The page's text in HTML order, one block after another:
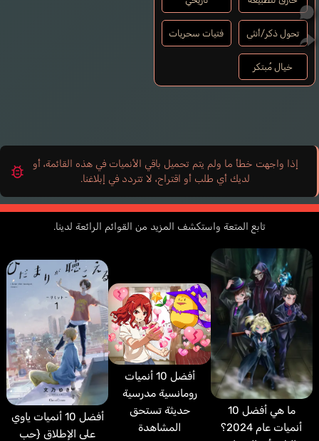
تحول ذكر/أنثى فتيات سحريات
خيال مُبتكر
إذا واجهت خطأ ما ولم يتم تحميل باقي الأنميات في هذه القائمة، أو
لديك أي طلب أو اقتراح، لا تتردد في إبلاغنا.
تابع المتعة واستكشف المزيد من القوائم الرائعة لدينا.
ما هي أفضل 10
أنميات عام 2024؟
أفضل 10 أنميات
رومانسية مدرسية
حديثة تستحق
المشاهدة
أفضل 10 أنميات ياوي
على الإطلاق {حب